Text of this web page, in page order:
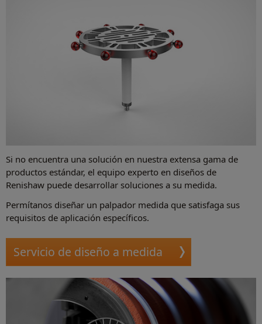
Si no encuentra una solución en nuestra extensa gama de
productos estándar, el equipo experto en diseños de
Renishaw puede desarrollar soluciones a su medida.
Permítanos diseñar un palpador medida que satisfaga sus
requisitos de aplicación específicos.
Servicio de diseño a medida